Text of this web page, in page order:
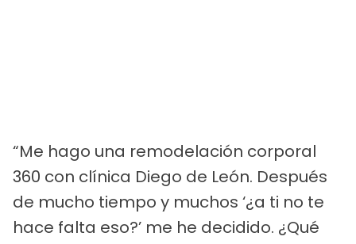
“Me hago una remodelación corporal
360 con clínica Diego de León. Después
de mucho tiempo y muchos ‘¿a ti no te
hace falta eso?’ me he decidido. ¿Qué